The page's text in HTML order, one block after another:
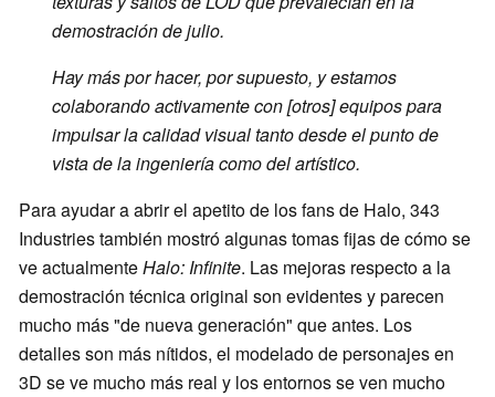
demostración de julio.
Hay más por hacer, por supuesto, y estamos
colaborando activamente con [otros] equipos para
impulsar la calidad visual tanto desde el punto de
vista de la ingeniería como del artístico.
Para ayudar a abrir el apetito de los fans de Halo, 343
Industries también mostró algunas tomas fijas de cómo se
ve actualmenteHalo: Infinite. Las mejoras respecto a la
demostración técnica original son evidentes y parecen
mucho más "de nueva generación" que antes. Los
detalles son más nítidos, el modelado de personajes en
3D se ve mucho más real y los entornos se ven mucho